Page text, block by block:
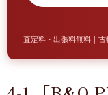
査定料・出張料無料｜